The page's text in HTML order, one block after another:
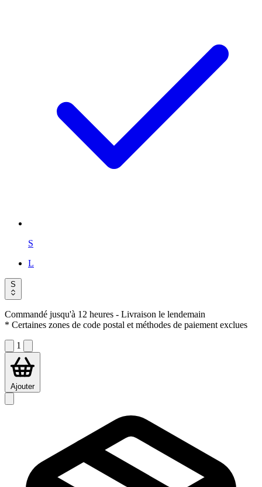
S
L
S
Commandé jusqu'à 12 heures - Livraison le lendemain
* Certaines zones de code postal et méthodes de paiement exclues
1
Ajouter